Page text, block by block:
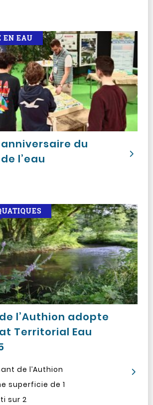
du
l’eau
EN EAU
l’Authion adopte
Territorial Eau
de l’Authion
superficie de 1
sur 2